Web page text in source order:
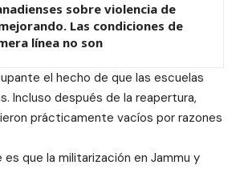
sobre violencia de
Las condiciones de
línea no son
el hecho de que las escuelas
Incluso después de la reapertura,
prácticamente vacíos por razones
que la militarización en Jammu y